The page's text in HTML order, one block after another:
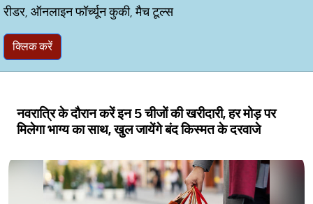
रीडर, ऑनलाइन फॉर्च्यून कुकी, मैच टूल्स
क्लिक करें
नवरात्रि के दौरान करें इन 5 चीजों की खरीदारी, हर मोड़ पर
मिलेगा भाग्य का साथ, खुल जायेंगे बंद किस्मत के दरवाजे